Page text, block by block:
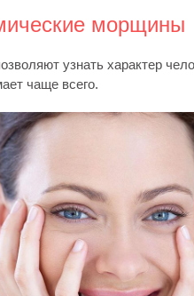
морщины
узнать характер
чаще всего.